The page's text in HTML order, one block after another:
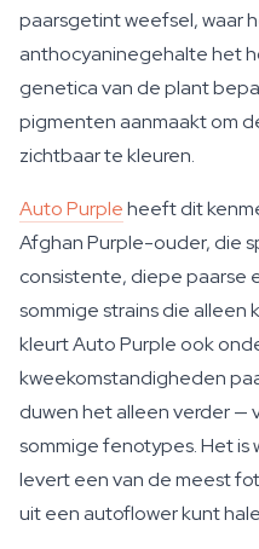
paarsgetint weefsel, waar
anthocyaninegehalte het
genetica van de plant
pigmenten aanmaakt om
zichtbaar te kleuren.
Auto Purpleheeft dit
Afghan Purple-ouder, die
consistente, diepe paarse
sommige strains die alleen
kleurt Auto Purple ook
kweekomstandigheden
duwen het alleen verder —
sommige fenotypes. Het is
levert een van de meest
uit een autoflower kunt